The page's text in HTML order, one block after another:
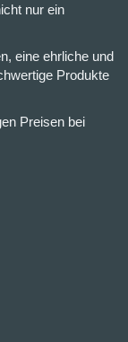
nur ein
eine ehrliche und
Produkte
Preisen bei